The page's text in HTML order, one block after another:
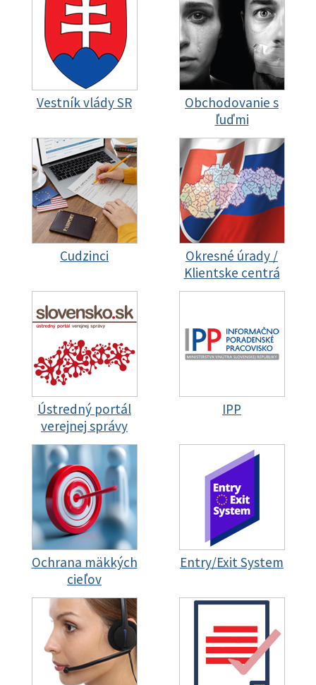
Vestník vlády SR
Obchodovanie s
ľuďmi
Cudzinci
Okresné úrady /
Klientske centrá
Ústredný portál
verejnej správy
IPP
Ochrana mäkkých
cieľov
Entry/Exit System